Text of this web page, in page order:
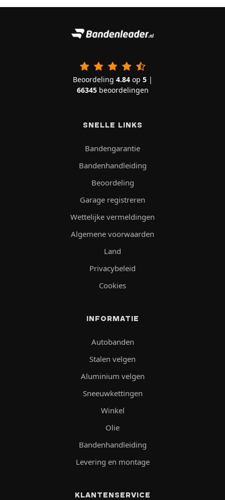
Beoordeling 4.84op 5|
66345beoordelingen
SNELLE LINKS
Bandengarantie
Bandenhandleiding
Beoordeling
Garage registreren
Wettelijke vermeldingen
Algemene voorwaarden
Land
Privacybeleid
Cookies
INFORMATIE
Autobanden
Stalen velgen
Aluminium velgen
Sneeuwkettingen
Winkel
Olie
Bandenhandleiding
Levering en montage
KLANTENSERVICE